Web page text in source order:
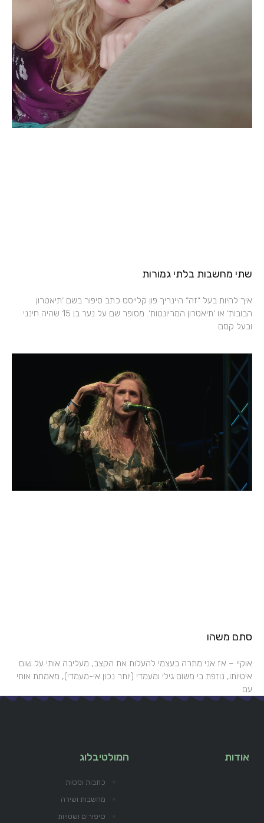
שתי מחשבות בלתי גמורות
איך להיות בעל ״זה״ היינריך פון קלייסט כתב סיפור בשם ׳תיאטרון
הבובות׳ או ׳תיאטרון המריונטות׳. מסופר שם על נער בן 15 שהיה חינני
ובעל קסם
סתם משהו
אוקיי – אז אני מתרה בעצמי להעלות את הקצב, מעליבה אותי על שום
איטיותו, נוזפת בי משום גילי ומעמדי (יותר נכון אי-מעמדי), מאמתת אותי
עם
אודות המולטיבלוג
כתבות ומסות
מחשבות ושירה
סיפורים ושטויות